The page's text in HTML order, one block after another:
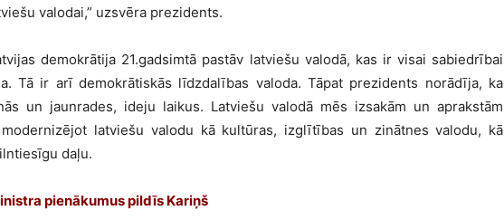
valodai,” uzsvēra prezidents.
demokrātija 21.gadsimtā pastāv latviešu valodā, kas ir visai sabiedrībai
Tā ir arī demokrātiskās līdzdalības valoda. Tāpat prezidents norādīja, ka
un jaunrades, ideju laikus. Latviešu valodā mēs izsakām un aprakstām
latviešu valodu kā kultūras, izglītības un zinātnes valodu, kā
daļu.
pienākumus pildīs Kariņš